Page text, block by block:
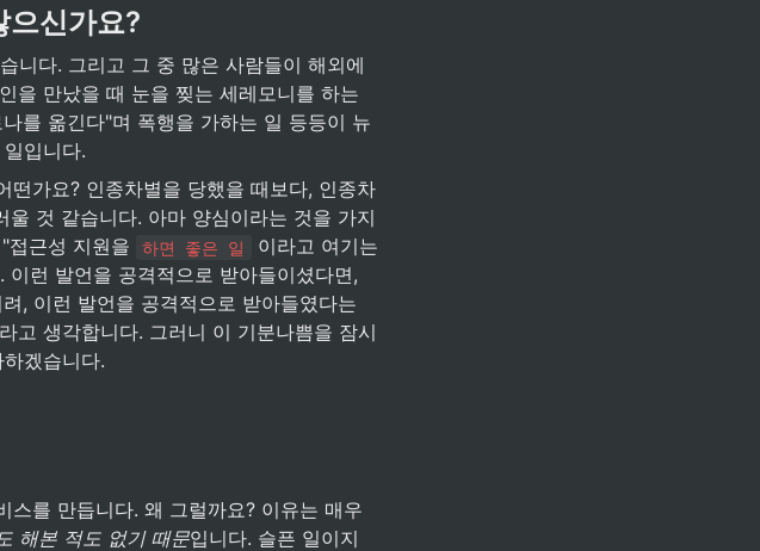
으신가요?
니다. 그리고 그 중 많은 사람들이 해외에
을 만났을 때 눈을 찢는 세레모니를 하는
를 옮긴다"며 폭행을 가하는 일 등등이 뉴
입니다.
가요? 인종차별을 당했을 때보다, 인종차
것 같습니다. 아마 양심이라는 것을 가지
접근성 지원을
하면 좋은 일
이라고 여기는
런 발언을 공격적으로 받아들이셨다면,
, 이런 발언을 공격적으로 받아들였다는
고 생각합니다. 그러니 이 기분나쁨을 잠시
겠습니다.
를 만듭니다. 왜 그럴까요? 이유는 매우
해본 적도 없기 때문입니다. 슬픈 일이지